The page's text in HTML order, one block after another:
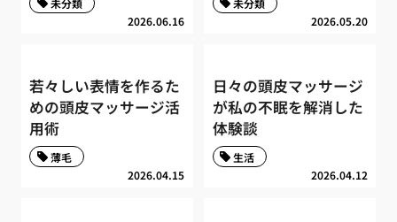
2026.06.16
未分類
2026.05.20
未分類
若々しい表情を作るた
めの頭皮マッサージ活
用術
2026.04.15
薄毛
日々の頭皮マッサージ
が私の不眠を解消した
体験談
2026.04.12
生活